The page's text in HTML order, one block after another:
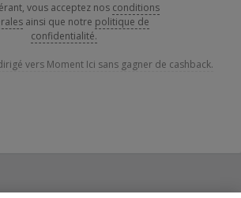
vous acceptez nos conditions
ainsi que notre politique de
confidentialité.
vers Moment Ici sans gagner de cashback.